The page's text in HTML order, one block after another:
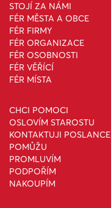
STOJÍ ZA NÁMI
FÉR MĚSTA A OBCE
FÉR FIRMY
FÉR ORGANIZACE
FÉR OSOBNOSTI
FÉR VĚŘÍCÍ
FÉR MÍSTA
CHCI POMOCI
OSLOVÍM STAROSTU
KONTAKTUJI POSLANCE
POMŮŽU
PROMLUVÍM
PODPOŘÍM
NAKOUPÍM